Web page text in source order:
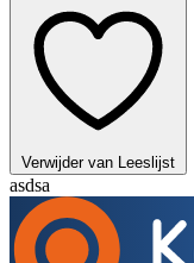
Verwijder van Leeslijst
asdsa